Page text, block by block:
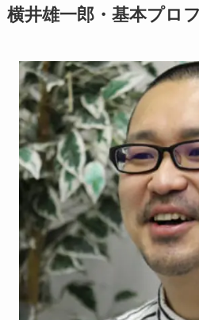
横井雄一郎・基本プロ